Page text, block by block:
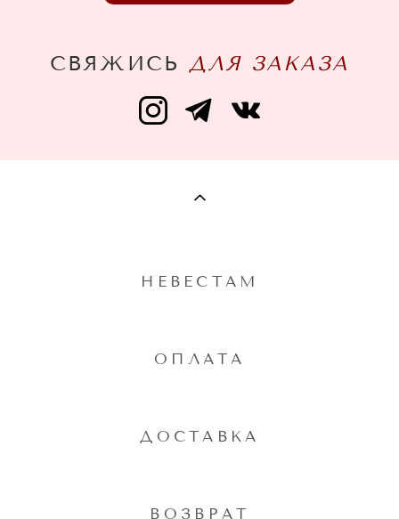
СВЯЖИСЬ ДЛЯ ЗАКАЗА
НЕВЕСТАМ
ОПЛАТА
ДОСТАВКА
ВОЗВРАТ